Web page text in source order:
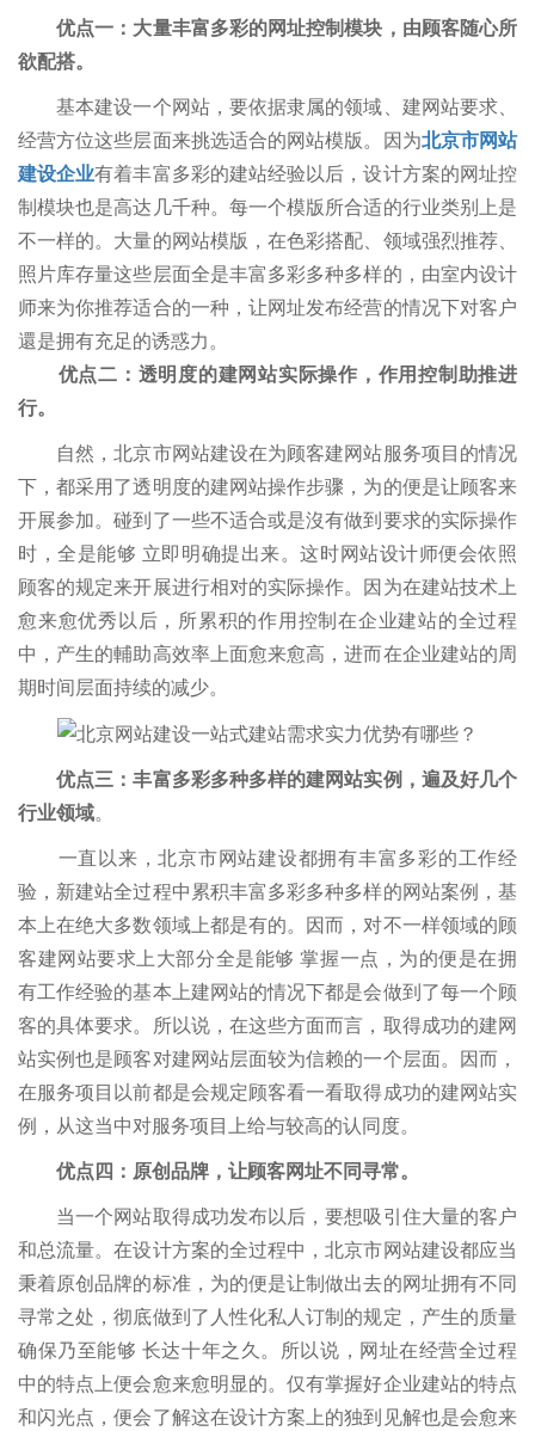
优点一：大量丰富多彩的网址控制模块，由顾客随心所
欲配搭。
基本建设一个网站，要依据隶属的领域、建网站要求、
经营方位这些层面来挑选适合的网站模版。因为北京市网站
建设企业有着丰富多彩的建站经验以后，设计方案的网址控
制模块也是高达几千种。每一个模版所合适的行业类别上是
不一样的。大量的网站模版，在色彩搭配、领域强烈推荐、
照片库存量这些层面全是丰富多彩多种多样的，由室内设计
师来为你推荐适合的一种，让网址发布经营的情况下对客户
還是拥有充足的诱惑力。
优点二：透明度的建网站实际操作，作用控制助推进
行。
自然，北京市网站建设在为顾客建网站服务项目的情况
下，都采用了透明度的建网站操作步骤，为的便是让顾客来
开展参加。碰到了一些不适合或是沒有做到要求的实际操作
时，全是能够 立即明确提出来。这时网站设计师便会依照
顾客的规定来开展进行相对的实际操作。因为在建站技术上
愈来愈优秀以后，所累积的作用控制在企业建站的全过程
中，产生的輔助高效率上面愈来愈高，进而在企业建站的周
期时间层面持续的减少。
优点三：丰富多彩多种多样的建网站实例，遍及好几个
行业领域。
一直以来，北京市网站建设都拥有丰富多彩的工作经
验，新建站全过程中累积丰富多彩多种多样的网站案例，基
本上在绝大多数领域上都是有的。因而，对不一样领域的顾
客建网站要求上大部分全是能够 掌握一点，为的便是在拥
有工作经验的基本上建网站的情况下都是会做到了每一个顾
客的具体要求。所以说，在这些方面而言，取得成功的建网
站实例也是顾客对建网站层面较为信赖的一个层面。因而，
在服务项目以前都是会规定顾客看一看取得成功的建网站实
例，从这当中对服务项目上给与较高的认同度。
优点四：原创品牌，让顾客网址不同寻常。
当一个网站取得成功发布以后，要想吸引住大量的客户
和总流量。在设计方案的全过程中，北京市网站建设都应当
秉着原创品牌的标准，为的便是让制做出去的网址拥有不同
寻常之处，彻底做到了人性化私人订制的规定，产生的质量
确保乃至能够 长达十年之久。所以说，网址在经营全过程
中的特点上便会愈来愈明显的。仅有掌握好企业建站的特点
和闪光点，便会了解这在设计方案上的独到见解也是会愈来